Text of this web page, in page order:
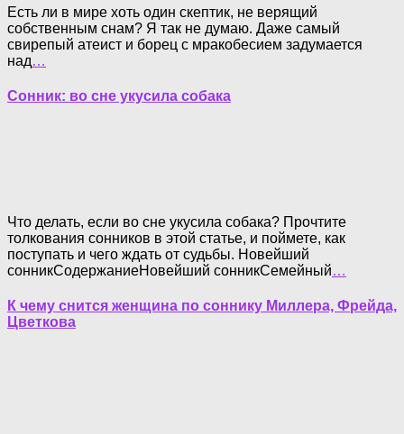
Есть ли в мире хоть один скептик, не верящий
собственным снам? Я так не думаю. Даже самый
свирепый атеист и борец с мракобесием задумается
над…
Сонник: во сне укусила собака
Что делать, если во сне укусила собака? Прочтите
толкования сонников в этой статье, и поймете, как
поступать и чего ждать от судьбы. Новейший
сонникСодержаниеНовейший сонникСемейный…
К чему снится женщина по соннику Миллера, Фрейда,
Цветкова